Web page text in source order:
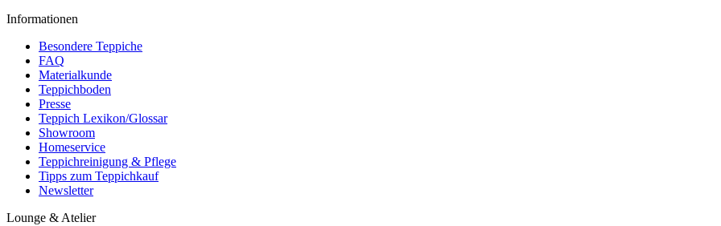
Informationen
Besondere Teppiche
FAQ
Materialkunde
Teppichboden
Presse
Teppich Lexikon/Glossar
Showroom
Homeservice
Teppichreinigung & Pflege
Tipps zum Teppichkauf
Newsletter
Lounge & Atelier